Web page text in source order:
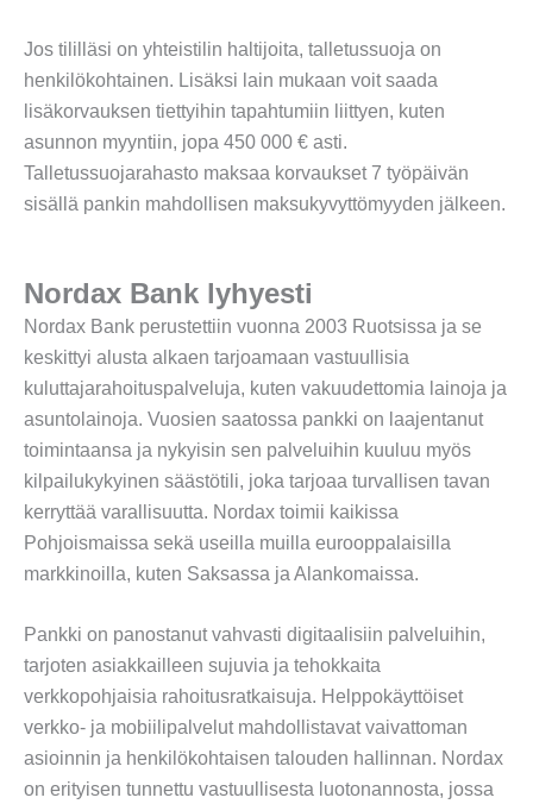
Jos tililläsi on yhteistilin haltijoita, talletussuoja on
henkilökohtainen. Lisäksi lain mukaan voit saada
lisäkorvauksen tiettyihin tapahtumiin liittyen, kuten
asunnon myyntiin, jopa 450 000 € asti.
Talletussuojarahasto maksaa korvaukset 7 työpäivän
sisällä pankin mahdollisen maksukyvyttömyyden jälkeen.
Nordax Bank lyhyesti
Nordax Bank perustettiin vuonna 2003 Ruotsissa ja se
keskittyi alusta alkaen tarjoamaan vastuullisia
kuluttajarahoituspalveluja, kuten vakuudettomia lainoja ja
asuntolainoja. Vuosien saatossa pankki on laajentanut
toimintaansa ja nykyisin sen palveluihin kuuluu myös
kilpailukykyinen säästötili, joka tarjoaa turvallisen tavan
kerryttää varallisuutta. Nordax toimii kaikissa
Pohjoismaissa sekä useilla muilla eurooppalaisilla
markkinoilla, kuten Saksassa ja Alankomaissa.
Pankki on panostanut vahvasti digitaalisiin palveluihin,
tarjoten asiakkailleen sujuvia ja tehokkaita
verkkopohjaisia rahoitusratkaisuja. Helppokäyttöiset
verkko- ja mobiilipalvelut mahdollistavat vaivattoman
asioinnin ja henkilökohtaisen talouden hallinnan. Nordax
on erityisen tunnettu vastuullisesta luotonannosta, jossa